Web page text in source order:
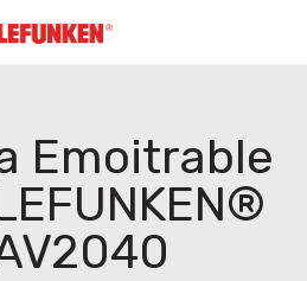
Emoitrable